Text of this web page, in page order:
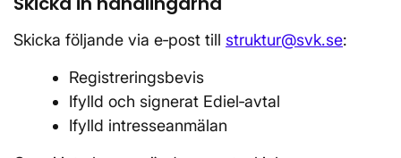
Skicka följande via e‑post till struktur@svk.se:
Registreringsbevis
Ifylld och signerat Ediel‑avtal
Ifylld intresseanmälan